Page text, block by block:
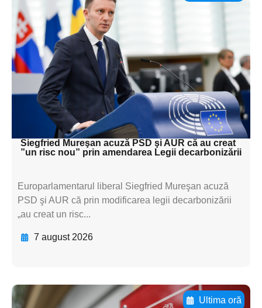
Adaugă aici textul pentru
subtitluAdaugă aici
textul pentru
subtitluAdaugă aici
textul pentru
subtitluAdaugă aici
textul pentru subti
Siegfried Mureşan acuză PSD şi AUR că au creat
”un risc nou” prin amendarea Legii decarbonizării
Europarlamentarul liberal Siegfried Mureşan acuză
PSD şi AUR că prin modificarea legii decarbonizării
„au creat un risc...
7 august 2026
Ultima oră